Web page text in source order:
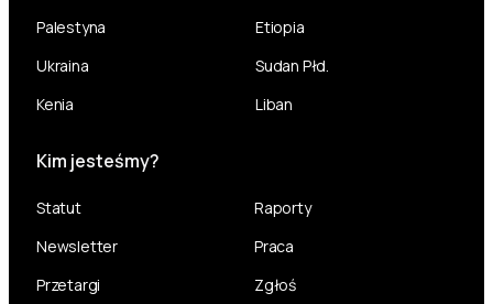
Palestyna
Ukraina
Kenia
Etiopia
Sudan Płd.
Liban
Kim jesteśmy?
Statut
Raporty
Newsletter
Praca
Przetargi
Zgłoś